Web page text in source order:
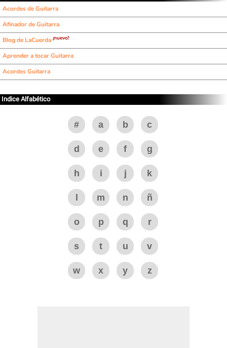
Acordes de Guitarra
Afinador de Guitarra
Blog de LaCuerda ¡nuevo!
Aprender a tocar Guitarra
Acordes Guitarra
Indice Alfabético
# a b c
d e f g
h i j k
m n ñ
o p q r
s t u v
w x y z